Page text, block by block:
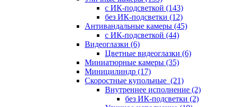
с ИК-подсветкой (143)
без ИК-подсветки (12)
Антивандальные камеры (45)
с ИК-подсветкой (44)
Видеоглазки (6)
Цветные видеоглазки (6)
Миниатюрные камеры (35)
Миницилиндр (17)
Скоростные купольные (21)
Внутреннее исполнение (2)
без ИК-подсветки (2)